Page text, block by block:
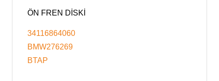
ÖN FREN DİSKİ
34116864060
BMW276269
BTAP